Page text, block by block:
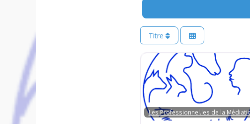
Titre
Les Professionnel.les de la